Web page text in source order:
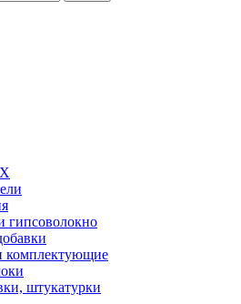
гипсоволокно
комплектующие
штукатурки